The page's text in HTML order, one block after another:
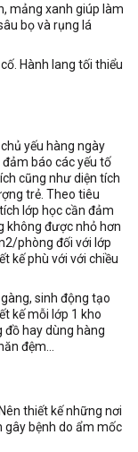
mảng xanh giúp làm
bọ và rụng lá
Hành lang tối thiểu
yếu hàng ngày
báo các yếu tố
cũng như diện tích
trẻ. Theo tiêu
lớp học cần đảm
không được nhỏ hơn
phòng đối với lớp
kế phù với với chiều
sinh động tạo
kế mỗi lớp 1 kho
đồ hay dùng hàng
đệm…
thiết kế những nơi
gây bệnh do ẩm mốc